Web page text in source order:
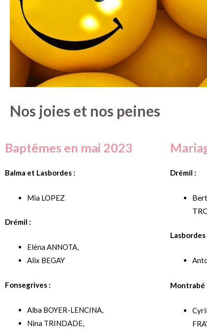
Nos joies et nos peines
Baptêmes en mai 2023
Balma et Lasbordes :
Mia LOPEZ
Drémil :
Eléna ANNOTA,
Alix BEGAY
Fonsegrives :
Alba BOYER-LENCINA,
Nina TRINDADE,
Drémil :
Lasbordes
Montrabé